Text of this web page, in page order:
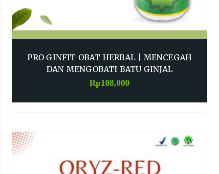
PRO GINFIT OBAT HERBAL | MENCEGAH
DAN MENGOBATI BATU GINJAL
Rp108,000